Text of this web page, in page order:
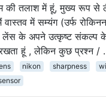
की तलाश में हूं, मुख्य रूप
में सम्यंग (उर्फ
के अपने उत्कृष्ट संकल्प
रखता हूं , लेकिन कुछ प्रश्न /
nikon sharpness